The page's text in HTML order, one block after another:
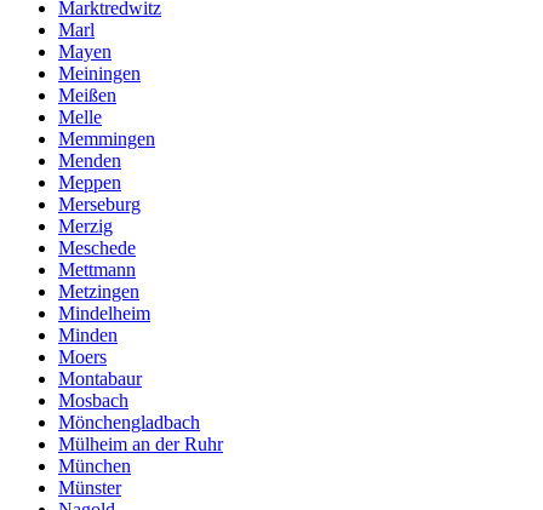
Marktredwitz
Marl
Mayen
Meiningen
Meißen
Melle
Memmingen
Menden
Meppen
Merseburg
Merzig
Meschede
Mettmann
Metzingen
Mindelheim
Minden
Moers
Montabaur
Mosbach
Mönchengladbach
Mülheim an der Ruhr
München
Münster